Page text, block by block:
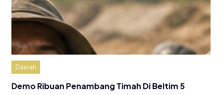
Daerah
Demo Ribuan Penambang Timah Di Beltim 5